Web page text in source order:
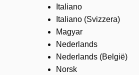
Italiano
Italiano (Svizzera)
Magyar
Nederlands
Nederlands (België)
Norsk